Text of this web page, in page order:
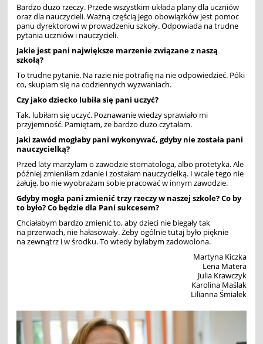
Bardzo dużo rzeczy. Przede wszystkim układa plany dla uczniów
oraz dla nauczycieli. Ważną częścią jego obowiązków jest pomoc
panu dyrektorowi w prowadzeniu szkoły. Odpowiada na trudne
pytania uczniów i nauczycieli.
Jakie jest pani największe marzenie związane z naszą
szkołą?
To trudne pytanie. Na razie nie potrafię na nie odpowiedzieć. Póki
co, skupiam się na codziennych wyzwaniach.
Czy jako dziecko lubiła się pani uczyć?
Tak, lubiłam się uczyć. Poznawanie wiedzy sprawiało mi
przyjemność. Pamiętam, że bardzo dużo czytałam.
Jaki zawód mogłaby pani wykonywać, gdyby nie została pani
nauczycielką?
Przed laty marzyłam o zawodzie stomatologa, albo protetyka. Ale
później zmieniłam zdanie i zostałam nauczycielką. I wcale tego nie
żałuję, bo nie wyobrażam sobie pracować w innym zawodzie.
Gdyby mogła pani zmienić trzy rzeczy w naszej szkole? Co by
to było? Co będzie dla Pani sukcesem?
Chciałabym bardzo zmienić to, aby dzieci nie biegały tak
na przerwach, nie hałasowały. Żeby ogólnie tutaj było pięknie
na zewnątrz i w środku. To wtedy byłabym zadowolona.
Martyna Kiczka
Lena Matera
Julia Krawczyk
Karolina Maślak
Lilianna Śmiałek